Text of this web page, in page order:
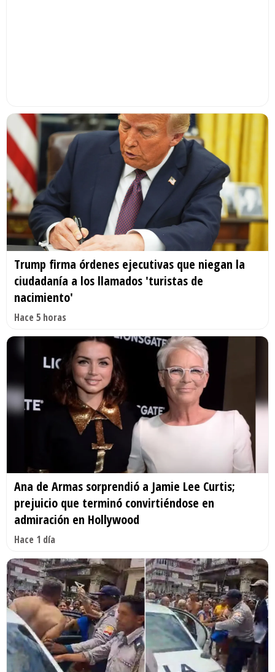
Trump firma órdenes ejecutivas que niegan la
ciudadanía a los llamados 'turistas de
nacimiento'
Hace 5 horas
Ana de Armas sorprendió a Jamie Lee Curtis;
prejuicio que terminó convirtiéndose en
admiración en Hollywood
Hace 1 día